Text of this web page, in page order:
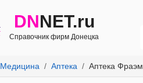
DNNET.ru
Справочник фирм Донецка
Медицина Аптека Аптека Фраэм